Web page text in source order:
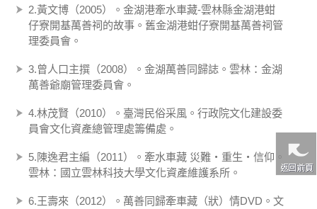
2.黃文博（2005）。金湖港牽水車藏-雲林縣金湖港蚶
仔寮開基萬善祠的故事。舊金湖港蚶仔寮開基萬善祠管
理委員會。
3.曾人口主撰（2008）。金湖萬善同歸誌。雲林：金湖
萬善爺廟管理委員會。
4.林茂賢（2010）。臺灣民俗采風。行政院文化建設委
員會文化資產總管理處籌備處。
5.陳逸君主編（2011）。牽水車藏 災難‧重生‧信仰。
雲林：國立雲林科技大學文化資產維護系所。
6.王壽來（2012）。萬善同歸牽車藏（狀）情DVD。文